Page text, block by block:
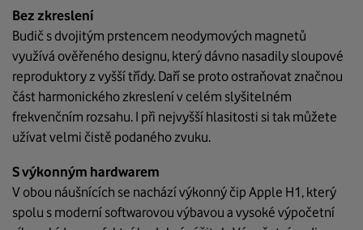
Bez zkreslení
Budič s dvojitým prstencem neodymových magnetů
využívá ověřeného designu, který dávno nasadily sloupové
reproduktory z vyšší třídy. Daří se proto ostraňovat značnou
část harmonického zkreslení v celém slyšitelném
frekvenčním rozsahu. I při nejvyšší hlasitosti si tak můžete
užívat velmi čistě podaného zvuku.
S výkonným hardwarem
V obou náušnících se nachází výkonný čip Apple H1, který
spolu s moderní softwarovou výbavou a vysoké výpočetní